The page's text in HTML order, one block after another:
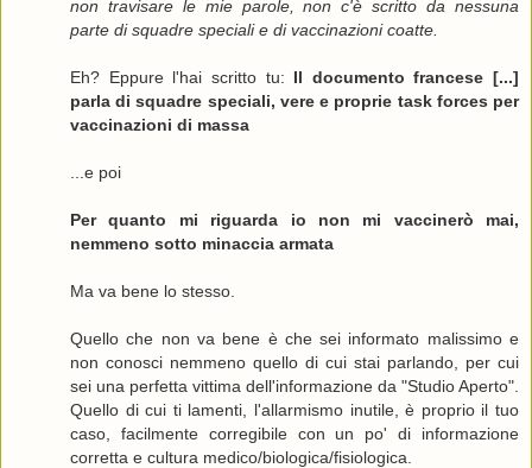
non travisare le mie parole, non c'è scritto da nessuna
parte di squadre speciali e di vaccinazioni coatte.
Eh? Eppure l'hai scritto tu: Il documento francese [...]
parla di squadre speciali, vere e proprie task forces per
vaccinazioni di massa
...e poi
Per quanto mi riguarda io non mi vaccinerò mai,
nemmeno sotto minaccia armata
Ma va bene lo stesso.
Quello che non va bene è che sei informato malissimo e
non conosci nemmeno quello di cui stai parlando, per cui
sei una perfetta vittima dell'informazione da "Studio Aperto".
Quello di cui ti lamenti, l'allarmismo inutile, è proprio il tuo
caso, facilmente corregibile con un po' di informazione
corretta e cultura medico/biologica/fisiologica.